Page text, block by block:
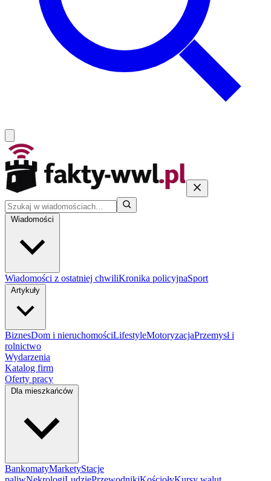
Wiadomości
Wiadomości z ostatniej chwiliKronika policyjnaSport
Artykuły
BiznesDom i nieruchomościLifestyleMotoryzacjaPrzemysł i
rolnictwo
Wydarzenia
Katalog firm
Oferty pracy
Dla mieszkańców
BankomatyMarketyStacje